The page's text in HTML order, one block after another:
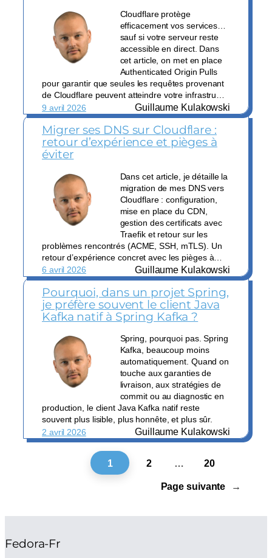
Cloudflare protège
efficacement vos services…
sauf si votre serveur reste
accessible en direct. Dans
cet article, on met en place
Authenticated Origin Pulls
pour garantir que seules les requêtes provenant
de Cloudflare peuvent atteindre votre infrastru…
9 avril 2026
Guillaume Kulakowski
Migrer ses DNS sur Cloudflare :
retour d’expérience et pièges à
éviter
Dans cet article, je détaille la
migration de mes DNS vers
Cloudflare : configuration,
mise en place du CDN,
gestion des certificats avec
Traefik et retour sur les
problèmes rencontrés (ACME, SSH, mTLS). Un
retour d’expérience concret avec les pièges à…
6 avril 2026
Guillaume Kulakowski
Pourquoi, dans un projet Spring,
je préfère souvent le client Java
Kafka natif à Spring Kafka ?
Spring, pourquoi pas. Spring
Kafka, beaucoup moins
automatiquement. Quand on
touche aux garanties de
livraison, aux stratégies de
commit ou au diagnostic en
production, le client Java Kafka natif reste
souvent plus lisible, plus honnête, et plus sûr.
2 avril 2026
Guillaume Kulakowski
1 2 …
20
Page suivante →
Fedora-Fr